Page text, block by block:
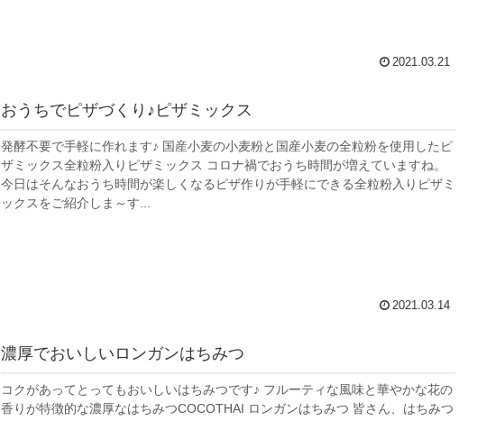
2021.03.21
おうちでピザづくり♪ピザミックス
発酵不要で手軽に作れます♪ 国産小麦の小麦粉と国産小麦の全粒粉を使用したピ
ザミックス全粒粉入りピザミックス コロナ禍でおうち時間が増えていますね。
今日はそんなおうち時間が楽しくなるピザ作りが手軽にできる全粒粉入りピザミ
ックスをご紹介しま～す...
2021.03.14
濃厚でおいしいロンガンはちみつ
コクがあってとってもおいしいはちみつです♪ フルーティな風味と華やかな花の
香りが特徴的な濃厚なはちみつCOCOTHAI ロンガンはちみつ 皆さん、はちみつ